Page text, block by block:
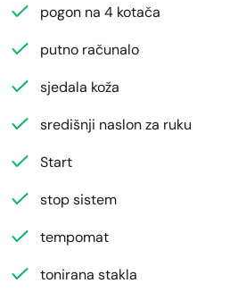
pogon na 4 kotača
putno računalo
sjedala koža
središnji naslon za ruku
Start
stop sistem
tempomat
tonirana stakla